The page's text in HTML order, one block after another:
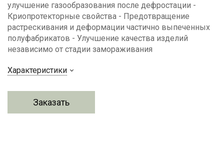
улучшение газообразования после дефростации -
Криопротекторные свойства - Предотвращение
растрескивания и деформации частично выпеченных
полуфабрикатов - Улучшение качества изделий
независимо от стадии замораживания
Характеристики
Заказать